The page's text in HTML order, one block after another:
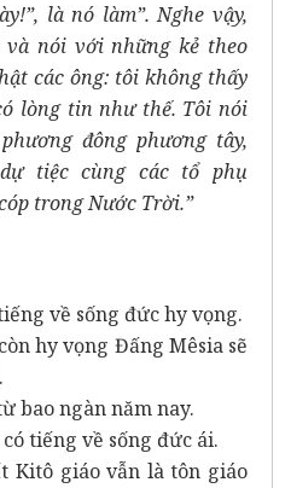
là nó làm”. Nghe vậy,
và nói với những kẻ theo
các ông: tôi không thấy
lòng tin như thế. Tôi nói
đông phương tây,
tiệc cùng các tổ phụ
trong Nước Trời.”
về sống đức hy vọng.
hy vọng Đấng Mêsia sẽ
bao ngàn năm nay.
tiếng về sống đức ái.
Kitô giáo vẫn là tôn giáo